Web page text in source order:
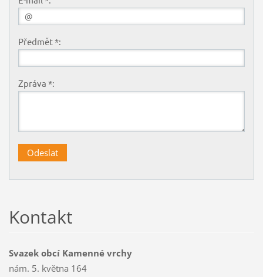
Předmět *:
Zpráva *:
Kontakt
Svazek obcí Kamenné vrchy
nám. 5. května 164